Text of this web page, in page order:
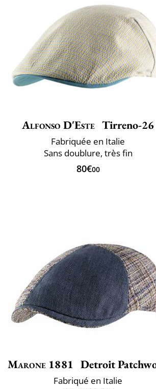
Alfonso D'Este Tirreno-26
Fabriquée en Italie
Sans doublure, très fin
80€00
Marone 1881 Detroit
Fabriqué en Italie